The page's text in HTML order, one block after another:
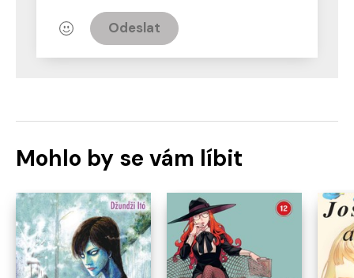
Odeslat
Mohlo by se vám líbit